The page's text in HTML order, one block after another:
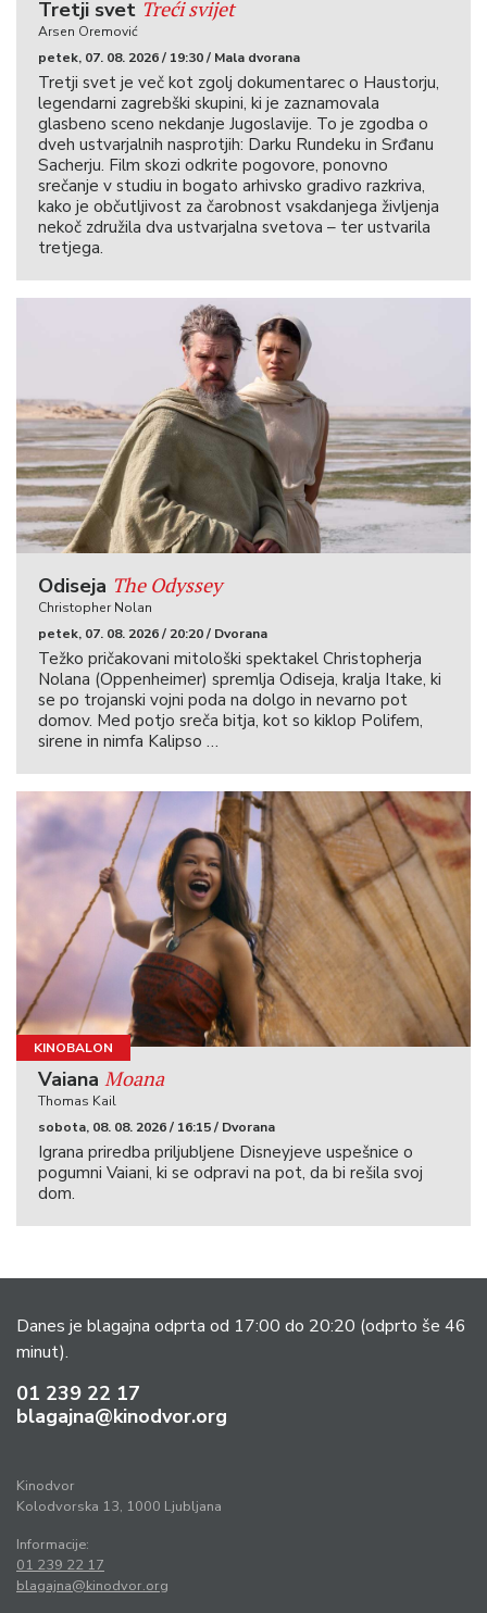
Tretji svet Treći svijet
Arsen Oremović
petek, 07. 08. 2026 / 19:30 / Mala dvorana
Tretji svet je več kot zgolj dokumentarec o Haustorju,
legendarni zagrebški skupini, ki je zaznamovala
glasbeno sceno nekdanje Jugoslavije. To je zgodba o
dveh ustvarjalnih nasprotjih: Darku Rundeku in Srđanu
Sacherju. Film skozi odkrite pogovore, ponovno
srečanje v studiu in bogato arhivsko gradivo razkriva,
kako je občutljivost za čarobnost vsakdanjega življenja
nekoč združila dva ustvarjalna svetova – ter ustvarila
tretjega.
Odiseja The Odyssey
Christopher Nolan
petek, 07. 08. 2026 / 20:20 / Dvorana
Težko pričakovani mitološki spektakel Christopherja
Nolana (Oppenheimer) spremlja Odiseja, kralja Itake, ki
se po trojanski vojni poda na dolgo in nevarno pot
domov. Med potjo sreča bitja, kot so kiklop Polifem,
sirene in nimfa Kalipso …
KINOBALON
Vaiana Moana
Thomas Kail
sobota, 08. 08. 2026 / 16:15 / Dvorana
Igrana priredba priljubljene Disneyjeve uspešnice o
pogumni Vaiani, ki se odpravi na pot, da bi rešila svoj
dom.
Danes je blagajna odprta od 17:00 do 20:20 (odprto še 46
minut).
01 239 22 17
blagajna@kinodvor.org
Kinodvor
Kolodvorska 13, 1000 Ljubljana
Informacije:
01 239 22 17
blagajna@kinodvor.org